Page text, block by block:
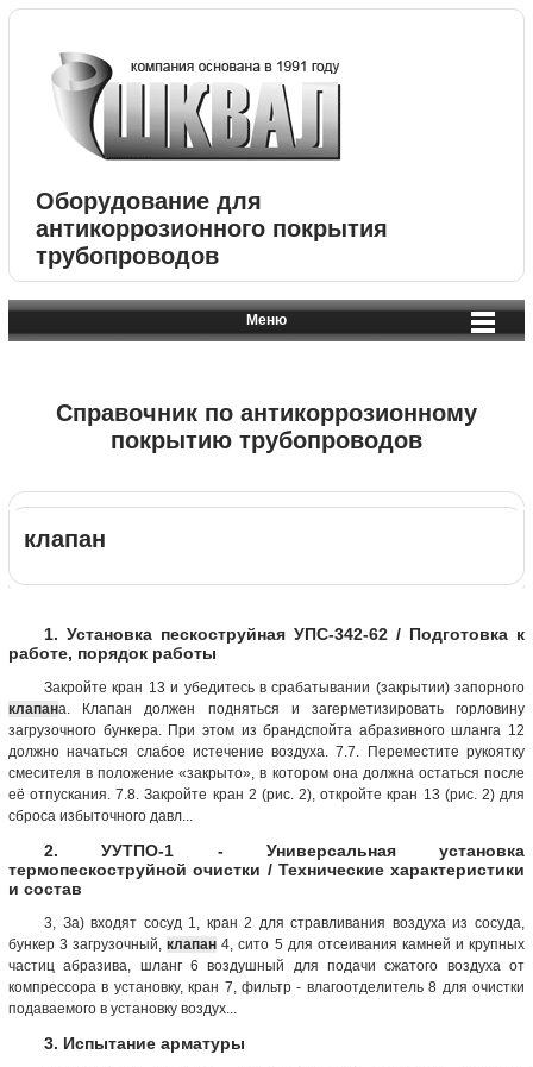
Оборудование для
антикоррозионного покрытия
трубопроводов
Меню
Справочник по антикоррозионному
покрытию трубопроводов
клапан
1. Установка пескоструйная УПС-342-62 / Подготовка к
работе, порядок работы
Закройте кран 13 и убедитесь в срабатывании (закрытии) запорного
клапана. Клапан должен подняться и загерметизировать горловину
загрузочного бункера. При этом из брандспойта абразивного шланга 12
должно начаться слабое истечение воздуха. 7.7. Переместите рукоятку
смесителя в положение «закрыто», в котором она должна остаться после
её отпускания. 7.8. Закройте кран 2 (рис. 2), откройте кран 13 (рис. 2) для
сброса избыточного давл...
2. УУТПО-1 - Универсальная установка
термопескоструйной очистки / Технические характеристики
и состав
3, За) входят сосуд 1, кран 2 для стравливания воздуха из сосуда,
бункер 3 загрузочный,клапан 4, сито 5 для отсеивания камней и крупных
частиц абразива, шланг 6 воздушный для подачи сжатого воздуха от
компрессора в установку, кран 7, фильтр - влагоотделитель 8 для очистки
подаваемого в установку воздух...
3. Испытание арматуры